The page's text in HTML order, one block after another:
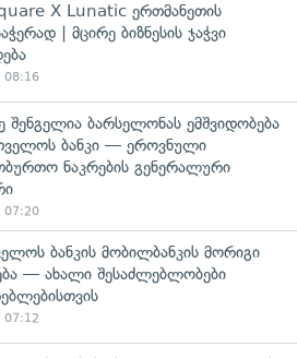
X Lunatic ერთმანეთის
| მცირე ბიზნესის ჯაჭვი
08:16
შენგელია ბარსელონას ემშვიდობება
ბანკი — ეროვნული
ნაკრების გენერალური
07:20
ბანკის მობილბანკის მორიგი
— ახალი შესაძლებლობები
07:12